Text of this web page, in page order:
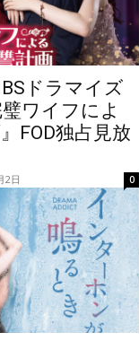
ドラマイズ
ワイフによ
FOD独占見放
2日 0